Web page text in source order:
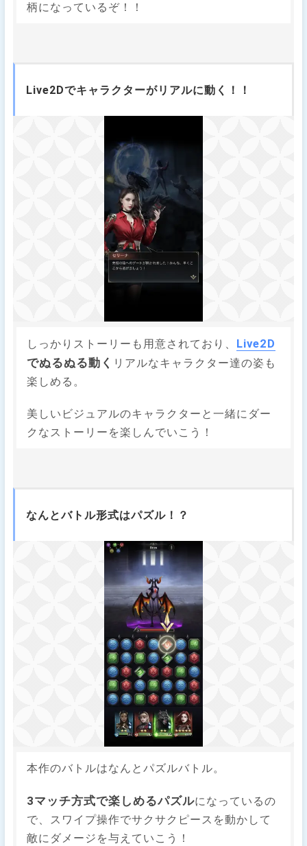
柄になっているぞ！！
Live2Dでキャラクターがリアルに動く！！
しっかりストーリーも用意されており、 Live2D
でぬるぬる動く リアルなキャラクター達の姿も
楽しめる。
美しいビジュアルのキャラクターと一緒にダー
クなストーリーを楽しんでいこう！
なんとバトル形式はパズル！？
本作のバトルはなんとパズルバトル。
3マッチ方式で楽しめるパズルになっているの
で、スワイプ操作でサクサクピースを動かして
敵にダメージを与えていこう！